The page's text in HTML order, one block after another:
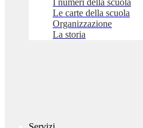
I numeri della scuola
Le carte della scuola
Organizzazione
La storia